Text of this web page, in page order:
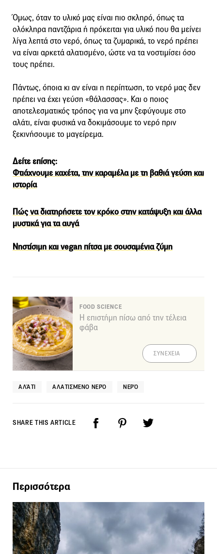
Όμως, όταν το υλικό μας είναι πιο σκληρό, όπως τα
ολόκληρα παντζάρια ή πρόκειται για υλικό που θα μείνει
λίγα λεπτά στο νερό, όπως τα ζυμαρικά, το νερό πρέπει
να είναι αρκετά αλατισμένο, ώστε να τα νοστιμίσει όσο
τους πρέπει.
Πάντως, όποια κι αν είναι η περίπτωση, το νερό μας δεν
πρέπει να έχει γεύση «θάλασσας». Και ο ποιος
αποτελεσματικός τρόπος για να μην ξεφύγουμε στο
αλάτι, είναι φυσικά να δοκιμάσουμε το νερό πριν
ξεκινήσουμε το μαγείρεμα.
Δείτε επίσης:
Φτιάχνουμε καχέτα, την καραμέλα με τη βαθιά γεύση και
ιστορία
Πώς να διατηρήσετε τον κρόκο στην κατάψυξη και άλλα
μυστικά για τα αυγά
Νηστίσιμη και vegan πίτσα με σουσαμένια ζύμη
FOOD SCIENCE
Η επιστήμη πίσω από την τέλεια
φάβα
ΣΥΝΕΧΕΙΑ
ΑΛΆΤΙ ΑΛΑΤΙΣΜΈΝΟ ΝΕΡΌ ΝΕΡΌ
SHARE THIS ARTICLE
Περισσότερα